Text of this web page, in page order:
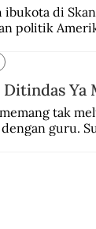
ibukota di
politik
Ditindas Ya
tak
guru.